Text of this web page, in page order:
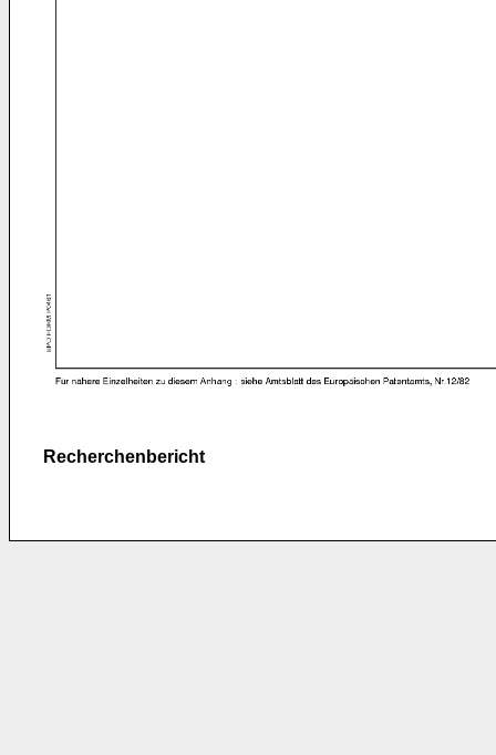
Recherchenbericht